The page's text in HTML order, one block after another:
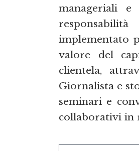
manageriali
implementato
valore del
clientela,
Giornalista e
seminari e
collaborativi in